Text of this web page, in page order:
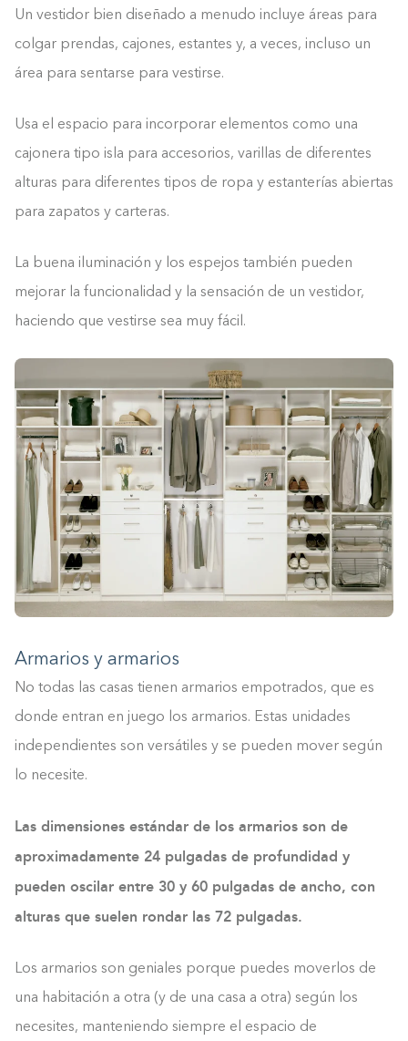
Un vestidor bien diseñado a menudo incluye áreas para
colgar prendas, cajones, estantes y, a veces, incluso un
área para sentarse para vestirse.
Usa el espacio para incorporar elementos como una
cajonera tipo isla para accesorios, varillas de diferentes
alturas para diferentes tipos de ropa y estanterías abiertas
para zapatos y carteras.
La buena iluminación y los espejos también pueden
mejorar la funcionalidad y la sensación de un vestidor,
haciendo que vestirse sea muy fácil.
Armarios y armarios
No todas las casas tienen armarios empotrados, que es
donde entran en juego los armarios. Estas unidades
independientes son versátiles y se pueden mover según
lo necesite.
Las dimensiones estándar de los armarios son de
aproximadamente 24 pulgadas de profundidad y
pueden oscilar entre 30 y 60 pulgadas de ancho, con
alturas que suelen rondar las 72 pulgadas.
Los armarios son geniales porque puedes moverlos de
una habitación a otra (y de una casa a otra) según los
necesites, manteniendo siempre el espacio de